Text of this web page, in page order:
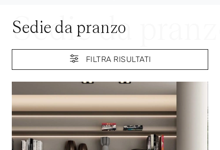
Sedie da pranzo
FILTRA RISULTATI